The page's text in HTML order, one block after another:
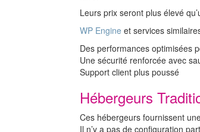
Leurs prix seront plus élevé
WP Engine et services
Des performances optimisées
Une sécurité renforcée avec
Support client plus poussé
Hébergeurs
Ces hébergeurs fournissent
Il n’y a pas de configuration